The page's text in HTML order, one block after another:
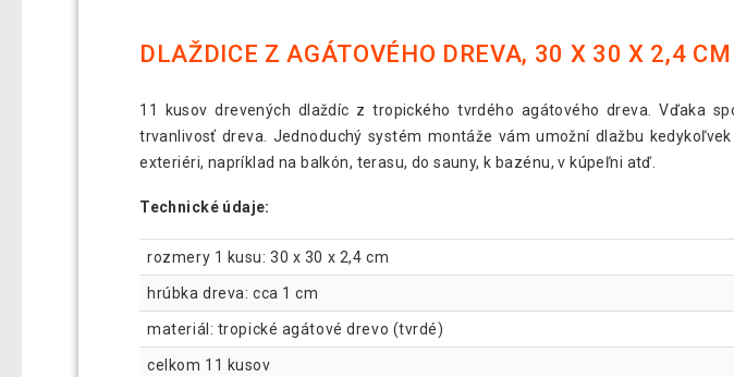
DLAŽDICE Z AGÁTOVÉHO DREVA, 30 X 30 X 2,4
11 kusov drevených dlaždíc z tropického tvrdého agátového dreva. Vďaka
trvanlivosť dreva. Jednoduchý systém montáže vám umožní dlažbu
exteriéri, napríklad na balkón, terasu, do sauny, k bazénu, v kúpeľni atď.
Technické údaje:
rozmery 1 kusu: 30 x 30 x 2,4 cm
hrúbka dreva: cca 1 cm
materiál: tropické agátové drevo (tvrdé)
celkom 11 kusov